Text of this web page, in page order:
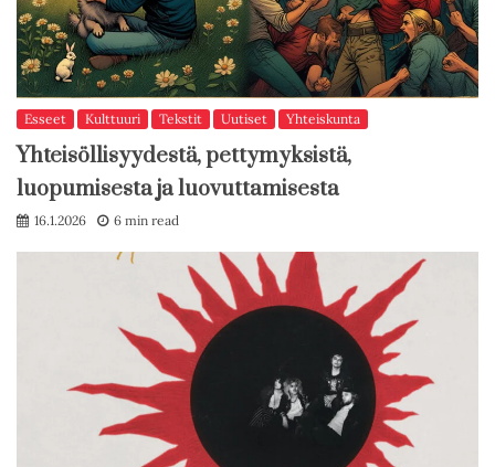
Esseet Kulttuuri Tekstit Uutiset Yhteiskunta
Yhteisöllisyydestä, pettymyksistä,
luopumisesta ja luovuttamisesta
16.1.2026 6 min read